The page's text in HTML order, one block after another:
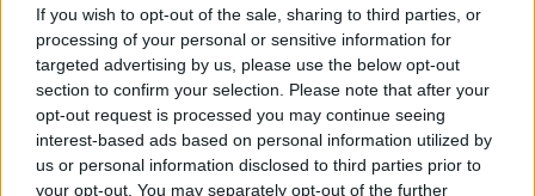
If you wish to opt-out of the sale, sharing to third parties, or
processing of your personal or sensitive information for
targeted advertising by us, please use the below opt-out
section to confirm your selection. Please note that after your
opt-out request is processed you may continue seeing
interest-based ads based on personal information utilized by
us or personal information disclosed to third parties prior to
your opt-out. You may separately opt-out of the further
Osztalékot fizet.
Van benne potenciál.
1 0 Válasz erre
signal2 2026. 07. 20. 15:10